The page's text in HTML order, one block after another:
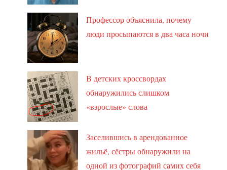
Профессор объяснила, почему
люди просыпаются в два часа ночи
В детских кроссвордах
обнаружились слишком
«взрослые» слова
Заселившись в арендованное
жильё, сёстры обнаружили на
одной из фотографий самих себя